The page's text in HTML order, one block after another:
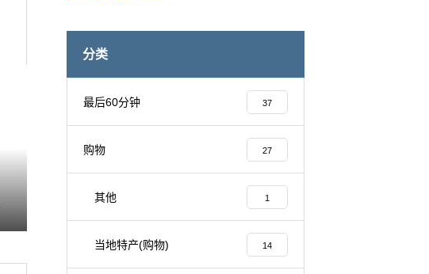
分类
最后60分钟 37
购物 27
其他 1
当地特产(购物) 14